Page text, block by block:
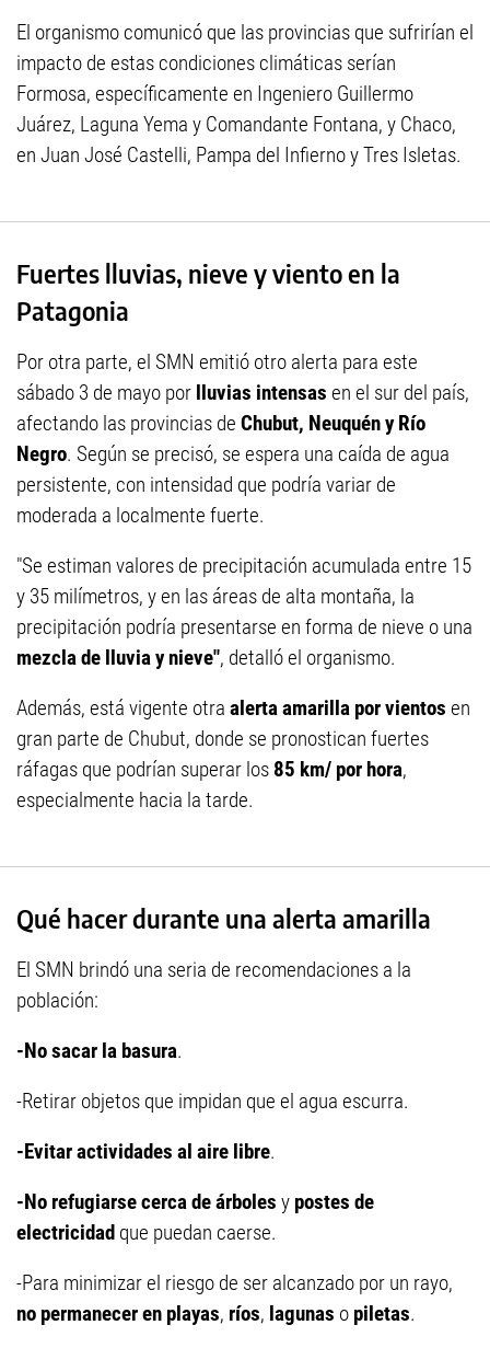
El organismo comunicó que las provincias que sufrirían el
impacto de estas condiciones climáticas serían
Formosa, específicamente en Ingeniero Guillermo
Juárez, Laguna Yema y Comandante Fontana, y Chaco,
en Juan José Castelli, Pampa del Infierno y Tres Isletas.
Fuertes lluvias, nieve y viento en la
Patagonia
Por otra parte, el SMN emitió otro alerta para este
sábado 3 de mayo por lluvias intensas en el sur del país,
afectando las provincias de Chubut, Neuquén y Río
Negro. Según se precisó, se espera una caída de agua
persistente, con intensidad que podría variar de
moderada a localmente fuerte.
"Se estiman valores de precipitación acumulada entre 15
y 35 milímetros, y en las áreas de alta montaña, la
precipitación podría presentarse en forma de nieve o una
mezcla de lluvia y nieve", detalló el organismo.
Además, está vigente otra alerta amarilla por vientos en
gran parte de Chubut, donde se pronostican fuertes
ráfagas que podrían superar los 85 km/ por hora,
especialmente hacia la tarde.
Qué hacer durante una alerta amarilla
El SMN brindó una seria de recomendaciones a la
población:
-No sacar la basura.
-Retirar objetos que impidan que el agua escurra.
-Evitar actividades al aire libre.
-No refugiarse cerca de árboles y postes de
electricidad que puedan caerse.
-Para minimizar el riesgo de ser alcanzado por un rayo,
no permanecer en playas, ríos, lagunas o piletas.